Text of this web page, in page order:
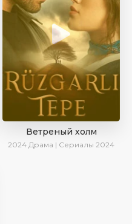
Ветреный холм
2024 Драма | Сериалы 2024